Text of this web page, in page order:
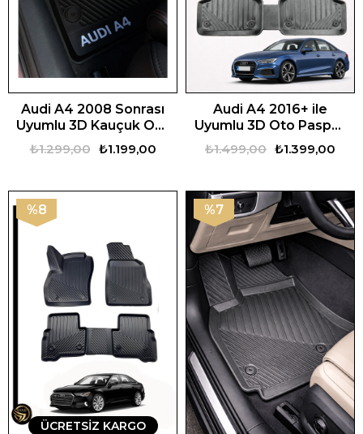
Audi A4 2008 Sonrası
Uyumlu 3D Kauçuk Oto
Paspas – Premium Seri
₺1.199,00
₺1.299,00
Audi A4 2016+ ile
Uyumlu 3D Oto Paspas
Premium₺1.399,00
₺1.499,00
%8
ÜCRETSIZ KARGO
%7